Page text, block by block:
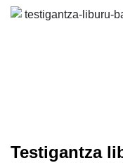
Testigantza